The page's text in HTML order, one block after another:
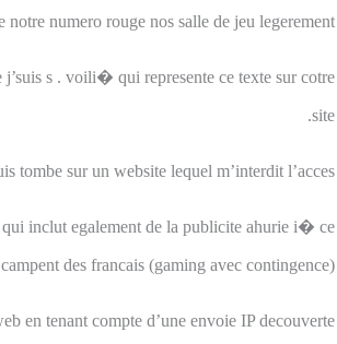
numero rouge nos salle de jeu legerement.
s . voili� qui represente ce texte sur cotre
site.
tombe sur un website lequel m’interdit l’acces .
inclut egalement de la publicite ahurie i� ce
des francais (gaming avec contingence).
en tenant compte d’une envoie IP decouverte.